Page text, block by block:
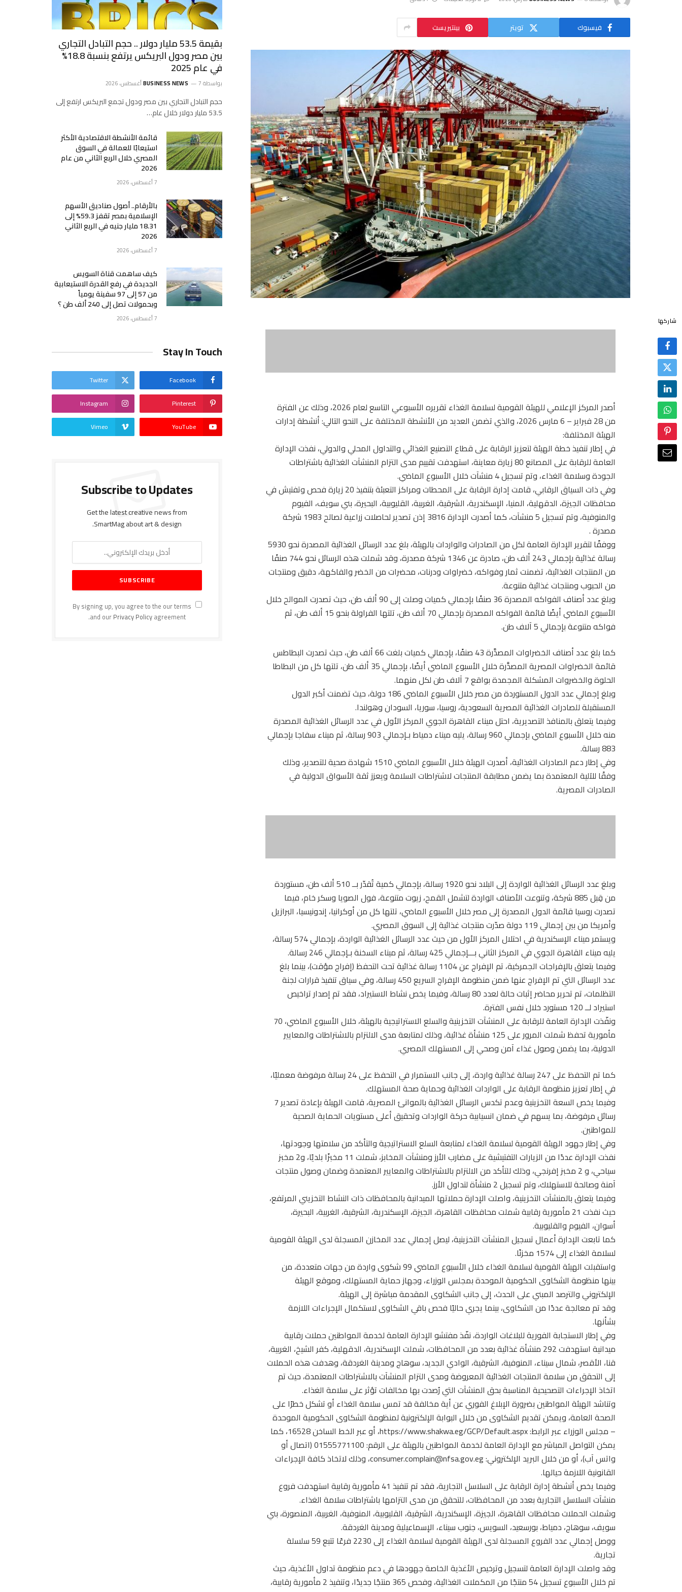
فيسبوك تويتر بينتيريست
شاركها
أصدر المركز الإعلامي للهيئة القومية لسلامة الغذاء تقريره الأسبوعي التاسع لعام 2026، وذلك عن الفترة
من 28 فبراير – 6 مارس 2026، والذي تضمن العديد من الأنشطة المختلفة على النحو التالي: أنشطة إدارات
الهيئة المختلفة:
في إطار تنفيذ خطة الهيئة لتعزيز الرقابة على قطاع التصنيع الغذائي والتداول المحلي والدولي، نفذت الإدارة
العامة للرقابة على المصانع 80 زيارة معاينة، استهدفت تقييم مدى التزام المنشآت الغذائية باشتراطات
الجودة وسلامة الغذاء، وتم تسجيل 4 منشآت خلال الأسبوع الماضي.
وفي ذات السياق الرقابي، قامت إدارة الرقابة على المحطات ومراكز التعبئة بتنفيذ 20 زيارة فحص وتفتيش في
محافظات الجيزة، الدقهلية، المنيا، الإسكندرية، الشرقية، الغربية، القليوبية، البحيرة، بني سويف، الفيوم
والمنوفية، وتم تسجيل 5 منشآت، كما أصدرت الإدارة 3816 إذن تصدير لحاصلات زراعية لصالح 1983 شركة
مصدرة .
ووفقًا لتقرير الإدارة العامة لكل من الصادرات والواردات بالهيئة، بلغ عدد الرسائل الغذائية المصدرة نحو 5930
رسالة غذائية بإجمالي 243 ألف طن، صادرة عن 1346 شركة مصدرة، وقد شملت هذه الرسائل نحو 744 صنفًا
من المنتجات الغذائية، تضمنت ثمار وفواكه، خضراوات ودرنات، محضرات من الخضر والفاكهة، دقيق ومنتجات
من الحبوب ومنتجات غذائية متنوعة.
وبلغ عدد أصناف الفواكه المصدرة 36 صنفًا بإجمالي كميات وصلت إلى 90 ألف طن، حيث تصدرت الموالح خلال
الأسبوع الماضي أيضًا قائمة الفواكه المصدرة بإجمالي 70 ألف طن، تلتها الفراولة بنحو 15 ألف طن، ثم
فواكه متنوعة بإجمالي 5 آلاف طن.
كما بلغ عدد أصناف الخضراوات المصدَّرة 43 صنفًا، بإجمالي كميات بلغت 66 ألف طن، حيث تصدرت البطاطس
قائمة الخضراوات المصرية المصدَّرة خلال الأسبوع الماضي أيضًا، بإجمالي 35 ألف طن، تلتها كل من البطاطا
الحلوة والخضروات المشكلة المجمدة بواقع 7 آلاف طن لكل منهما.
وبلغ إجمالي عدد الدول المستوردة من مصر خلال الأسبوع الماضي 186 دولة، حيث تضمنت أكبر الدول
المستقبلة للصادرات الغذائية المصرية السعودية، روسيا، سوريا، السودان وهولندا.
وفيما يتعلق بالمنافذ التصديرية، احتل ميناء القاهرة الجوي المركز الأول في عدد الرسائل الغذائية المصدرة
منه خلال الأسبوع الماضي بإجمالي 960 رسالة، يليه ميناء دمياط بـإجمالي 903 رسالة، ثم ميناء سفاجا بإجمالي
883 رسالة.
وفي إطار دعم الصادرات الغذائية، أصدرت الهيئة خلال الأسبوع الماضي 1510 شهادة صحية للتصدير، وذلك
وفقًا للآلية المعتمدة بما يضمن مطابقة المنتجات لاشتراطات السلامة ويعزز ثقة الأسواق الدولية في
الصادرات المصرية.
وبلغ عدد الرسائل الغذائية الواردة إلى البلاد نحو 1920 رسالة، بإجمالي كمية تُقدّر بــ 510 ألف طن، مستوردة
من قِبل 885 شركة، وتنوعت الأصناف الواردة لتشمل القمح، زيوت متنوعة، فول الصويا وسكر خام، فيما
تصدرت روسيا قائمة الدول المصدرة إلى مصر خلال الأسبوع الماضي، تلتها كل من أوكرانيا، إندونيسيا، البرازيل
وأمريكا من بين إجمالي 119 دولة صدّرت منتجات غذائية إلى السوق المصري.
ويستمر ميناء الإسكندرية في احتلال المركز الأول من حيث عدد الرسائل الغذائية الواردة، بإجمالي 574 رسالة،
يليه ميناء القاهرة الجوي في المركز الثاني بـــإجمالي 425 رسالة، ثم ميناء السخنة بـإجمالي 246 رسالة.
وفيما يتعلق بالإفراجات الجمركية، تم الإفراج عن 1104 رسالة غذائية تحت التحفظ (إفراج مؤقت)، بينما بلغ
عدد الرسائل التي تم الإفراج عنها ضمن منظومة الإفراج السريع 450 رسالة، وفي سياق تنفيذ قرارات لجنة
التظلمات، تم تحرير محاضر إثبات حالة لعدد 80 رسالة، وفيما يخص نشاط الاستيراد، فقد تم إصدار تراخيص
استيراد لــ 120 مستورد خلال نفس الفترة.
ونفّذت الإدارة العامة للرقابة على المنشآت التخزينية والسلع الاستراتيجية بالهيئة، خلال الأسبوع الماضي، 70
مأمورية تحفظ شملت المرور على 125 منشأة غذائية، وذلك لمتابعة مدى الالتزام بالاشتراطات والمعايير
الدولية، بما يضمن وصول غذاء آمن وصحي إلى المستهلك المصري.
كما تم التحفظ على 247 رسالة غذائية واردة، إلى جانب الاستمرار في التحفظ على 24 رسالة مرفوضة معمليًا،
في إطار تعزيز منظومة الرقابة على الواردات الغذائية وحماية صحة المستهلك.
وفيما يخص السعة التخزينية وعدم تكدس الرسائل الغذائية بالموانئ المصرية، قامت الهيئة بإعادة تصدير 7
رسائل مرفوضة، بما يسهم في ضمان انسيابية حركة الواردات وتحقيق أعلى مستويات الحماية الصحية
للمواطنين.
وفي إطار جهود الهيئة القومية لسلامة الغذاء لمتابعة السلع الاستراتيجية والتأكد من سلامتها وجودتها،
نفذت الإدارة عددًا من الزيارات التفتيشية على مضارب الأرز ومنشآت المخابز، شملت 11 مخبزًا بلديًا، و2 مخبز
سياحي، و 2 مخبز إفرنجي، وذلك للتأكد من الالتزام بالاشتراطات والمعايير المعتمدة وضمان وصول منتجات
آمنة وصالحة للاستهلاك، وتم تسجيل 2 منشأة لتداول الأرز.
وفيما يتعلق بالمنشآت التخزينية، واصلت الإدارة حملاتها الميدانية بالمحافظات ذات النشاط التخزيني المرتفع،
حيث نفذت 21 مأمورية رقابية شملت محافظات القاهرة، الجيزة، الإسكندرية، الشرقية، الغربية، البحيرة،
أسوان، الفيوم والقليوبية.
كما تابعت الإدارة أعمال تسجيل المنشآت التخزينية، ليصل إجمالي عدد المخازن المسجلة لدى الهيئة القومية
لسلامة الغذاء إلى 1574 مخزنًا.
واستقبلت الهيئة القومية لسلامة الغذاء خلال الأسبوع الماضي 99 شكوى واردة من جهات متعددة، من
بينها منظومة الشكاوى الحكومية الموحدة بمجلس الوزراء، وجهاز حماية المستهلك، وموقع الهيئة
الإلكتروني والترصد المبني على الحدث، إلى جانب الشكاوى المقدمة مباشرة إلى الهيئة.
وقد تم معالجة عددًا من الشكاوى، بينما يجري حاليًا فحص باقي الشكاوى لاستكمال الإجراءات اللازمة
بشأنها.
وفي إطار الاستجابة الفورية للبلاغات الواردة، نفّذ مفتشو الإدارة العامة لخدمة المواطنين حملات رقابية
ميدانية استهدفت 292 منشأة غذائية بعدد من المحافظات، شملت الإسكندرية، الدقهلية، كفر الشيخ، الغربية،
قنا، الأقصر، شمال سيناء، المنوفية، الشرقية، الوادي الجديد، سوهاج ومدينة الغردقة، وهدفت هذه الحملات
إلى التحقق من سلامة المنتجات الغذائية المعروضة ومدى التزام المنشآت بالاشتراطات المعتمدة، حيث تم
اتخاذ الإجراءات التصحيحية المناسبة بحق المنشآت التي رُصدت بها مخالفات تؤثر على سلامة الغذاء.
وتناشد الهيئة المواطنين بضرورة الإبلاغ الفوري عن أية مخالفة قد تمس سلامة الغذاء أو تشكل خطرًا على
الصحة العامة، ويمكن تقديم الشكاوى من خلال البوابة الإلكترونية لمنظومة الشكاوى الحكومية الموحدة
– مجلس الوزراء عبر الرابط: https://www.shakwa.eg/GCP/Default.aspx، أو عبر الخط الساخن 16528، كما
يمكن التواصل المباشر مع الإدارة العامة لخدمة المواطنين بالهيئة على الرقم: 01555771100 (اتصال أو
واتس آب)، أو من خلال البريد الإلكتروني: consumer.complain@nfsa.gov.eg، وذلك لاتخاذ كافة الإجراءات
القانونية اللازمة حيالها.
وفيما يخص أنشطة إدارة الرقابة على السلاسل التجارية، فقد تم تنفيذ 41 مأمورية رقابية استهدفت فروع
منشآت السلاسل التجارية بعدد من المحافظات، للتحقق من مدى التزامها باشتراطات سلامة الغذاء.
وشملت الحملات محافظات القاهرة، الجيزة، الإسكندرية، الشرقية، القليوبية، المنوفية، الغربية، المنصورة، بني
سويف، سوهاج، دمياط، بورسعيد، السويس، جنوب سيناء، الإسماعيلية ومدينة الغردقة.
ووصل إجمالي عدد الفروع المسجلة لدى الهيئة القومية لسلامة الغذاء إلى 2230 فرعًا تتبع 59 سلسلة
تجارية.
وقد واصلت الإدارة العامة لتسجيل وترخيص الأغذية الخاصة جهودها في دعم منظومة تداول الأغذية، حيث
تم خلال الأسبوع تسجيل 54 منتجًا من المكملات الغذائية، وفحص 365 منتجًا جديدًا، وتنفيذ 2 مأمورية رقابية،
بقيمة 53.5 مليار دولار .. حجم التبادل التجاري
بين مصر ودول البريكس يرتفع بنسبة 18.8%
في عام 2025
بواسطة BUSINESS NEWS 7 أغسطس، 2026
حجم التبادل التجاري بين مصر ودول تجمع البريكس ارتفع إلى
53.5 مليار دولار خلال عام…
قائمة الأنشطة الاقتصادية الأكثر
استيعابًا للعمالة في السوق
المصري خلال الربع الثاني من عام
2026
7 أغسطس، 2026
بالأرقام.. أصول صناديق الأسهم
الإسلامية بمصر تقفز 59.3% إلى
18.31 مليار جنيه في الربع الثاني
2026
7 أغسطس، 2026
كيف ساهمت قناة السويس
الجديدة في رفع القدرة الاستيعابية
من 57 إلى 97 سفينة يومياً
وبحمولات تصل إلى 240 ألف طن ؟
7 أغسطس، 2026
Stay In Touch
Facebook
Twitter
Pinterest
Instagram
YouTube
Vimeo
Subscribe to Updates
Get the latest creative news from
SmartMag about art & design.
By signing up, you agree to the our terms
and ourPrivacy Policyagreement.